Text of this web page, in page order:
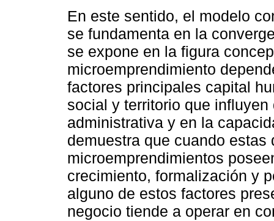
En este sentido, el modelo
se fundamenta en la
se expone en la figura
microemprendimiento
factores principales capital
social y territorio que
administrativa y en la
demuestra que cuando
microemprendimientos
crecimiento, formalización y
alguno de estos factores
negocio tiende a operar en